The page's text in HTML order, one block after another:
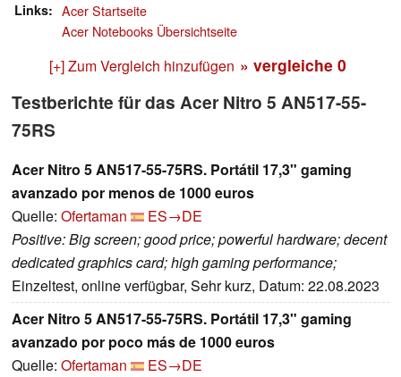
Links
Acer Startseite
Acer Notebooks Übersichtseite
[+] Zum Vergleich hinzufügen » vergleiche 0
Testberichte für das Acer Nitro 5 AN517-55-
75RS
Acer Nitro 5 AN517-55-75RS. Portátil 17,3" gaming
avanzado por menos de 1000 euros
Quelle: Ofertaman
ES→DE
Positive: Big screen; good price; powerful hardware; decent
dedicated graphics card; high gaming performance;
Einzeltest, online verfügbar, Sehr kurz, Datum: 22.08.2023
Acer Nitro 5 AN517-55-75RS. Portátil 17,3" gaming
avanzado por poco más de 1000 euros
Quelle: Ofertaman
ES→DE